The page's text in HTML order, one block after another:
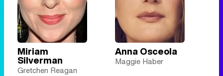
Miriam
Silverman
Gretchen Reagan
Anna Osceola
Maggie Haber